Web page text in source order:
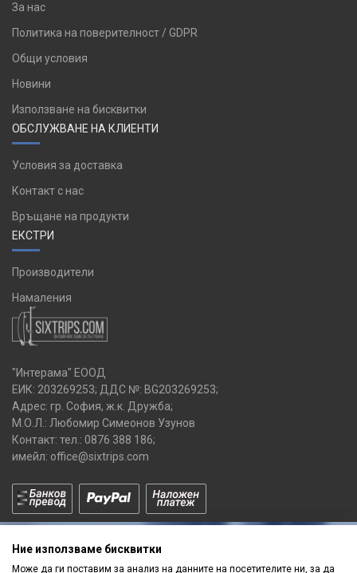
За нас
Политика на поверителност / GDPR
Общи условия
Новини
Използване на бисквитки
ОБСЛУЖВАНЕ НА КЛИЕНТИ
Условия за доставка
Контакт с нас
Връщане на продукти
ЕКСТРИ
Производители
Намаления
"Интерама" ЕООД
ЕИК: 203269253; ДДС №: BG203269253;
Адрес: гр. София, ж.к. Дружба;
М.О.Л.: Любомир Симеонов Узунов
Контакт: тел.: 0876 388 186;
имейл: office@sixtrips.com
Ние използваме бисквитки
Може да ги поставим за анализ на данните на посетителите ни, за да